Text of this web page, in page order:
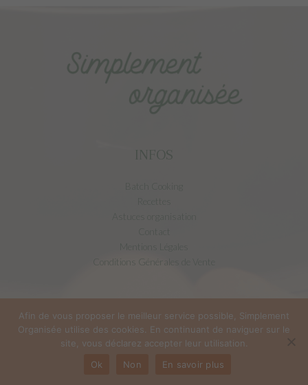
INFOS
Conditions Générales de Vente
simplementorganisee
Afin de vous proposer le meilleur service possible, Simplement
Organisée utilise des cookies. En continuant de naviguer sur le
site, vous déclarez accepter leur utilisation.
Ok
Non En savoir plus